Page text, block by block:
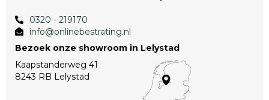
0320 - 219170
info@onlinebestrating.nl
Bezoek onze showroom in Lelystad
Kaapstanderweg 41
8243 RB Lelystad